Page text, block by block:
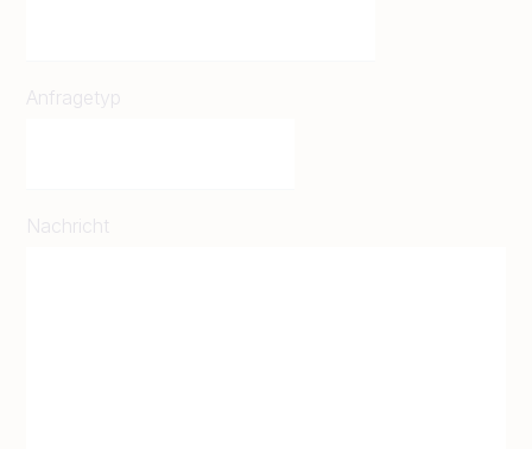
Anfragetyp
Nachricht